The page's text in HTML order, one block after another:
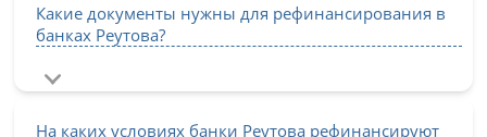
Какие документы нужны для рефинансирования в
банках Реутова?
На каких условиях банки Реутова рефинансируют